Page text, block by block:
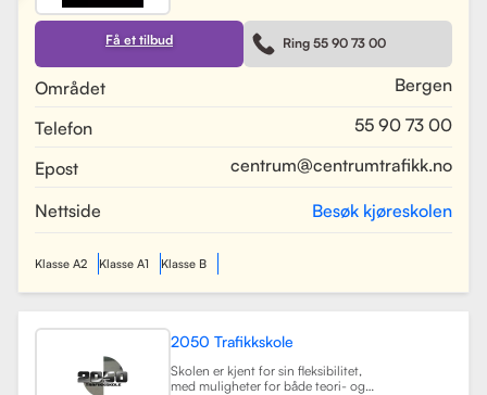
for førerkort i alle klasser, og har et
team av 30 dyktige kjørelærere som
gir undervisning i et trygt og vennlig
miljø. Med lokaler i Bergen sentrum,
elevene best mulig til oppkjøring.
Gjennom en kombinasjon av teori
gjøre prosessen med å ta førerkort
både enkel og trygg for alle elever.
Få et tilbud Ring 55 90 73 00
Området
Bergen
Telefon
55 90 73 00
Epost
centrum@centrumtrafikk.no
Nettside Besøk kjøreskolen
Klasse A2 Klasse A1 Klasse B
2050 Trafikkskole
Skolen er kjent for sin fleksibilitet,
med muligheter for både teori- og